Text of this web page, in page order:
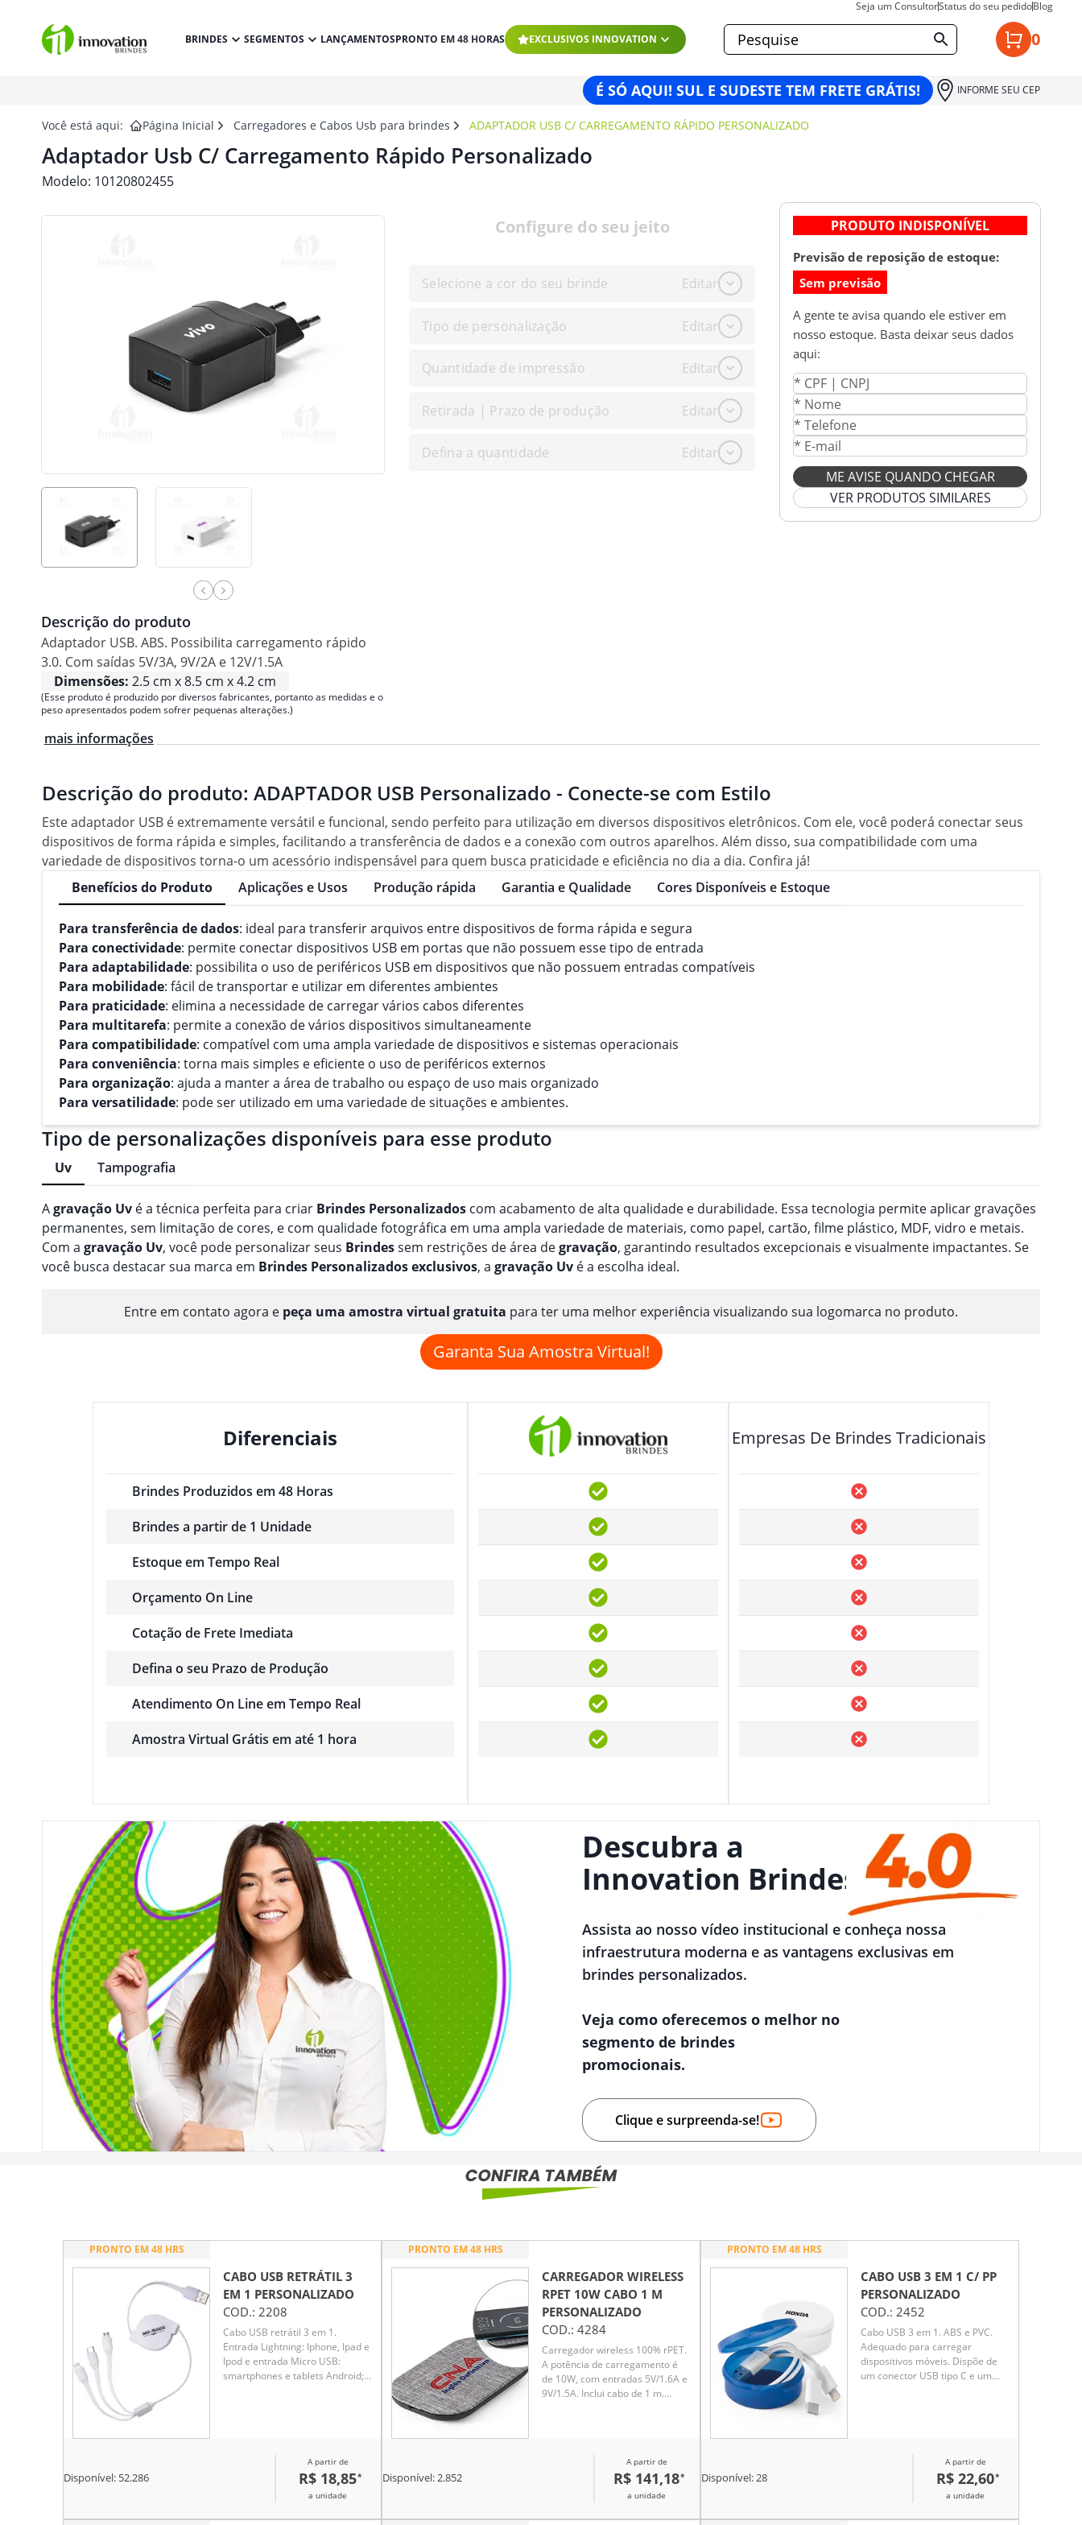
Seja um ConsultorStatus do seu pedidoBlog
BRINDES SEGMENTOS LANÇAMENTOSPRONTO EM 48 HORAS EXCLUSIVOS INNOVATION 0
É SÓ AQUI! SUL E SUDESTE TEM FRETE GRÁTIS! INFORME SEU CEP
Você está aqui: Página Inicial Carregadores e Cabos Usb para brindes ADAPTADOR USB C/ CARREGAMENTO RÁPIDO PERSONALIZADO
Adaptador Usb C/ Carregamento Rápido Personalizado
Modelo: 10120802455
Descrição do produto
Adaptador USB. ABS. Possibilita carregamento rápido
3.0. Com saídas 5V/3A, 9V/2A e 12V/1.5A
Dimensões: 2.5 cm x 8.5 cm x 4.2 cm
(Esse produto é produzido por diversos fabricantes, portanto as medidas e o
peso apresentados podem sofrer pequenas alterações.)
Configure do seu jeito
Selecione a cor do seu brinde Editar
Tipo de personalização Editar
Quantidade de impressão Editar
Retirada | Prazo de produção Editar
Defina a quantidade Editar
PRODUTO INDISPONÍVEL
Previsão de reposição de estoque:
Sem previsão
A gente te avisa quando ele estiver em
nosso estoque. Basta deixar seus dados
aqui:
ME AVISE QUANDO CHEGAR
VER PRODUTOS SIMILARES
mais informações
Descrição do produto: ADAPTADOR USB Personalizado - Conecte-se com Estilo
Este adaptador USB é extremamente versátil e funcional, sendo perfeito para utilização em diversos dispositivos eletrônicos. Com ele, você poderá conectar seus
dispositivos de forma rápida e simples, facilitando a transferência de dados e a conexão com outros aparelhos. Além disso, sua compatibilidade com uma
variedade de dispositivos torna-o um acessório indispensável para quem busca praticidade e eficiência no dia a dia. Confira já!
Benefícios do Produto
Aplicações e Usos Produção rápida Garantia e Qualidade Cores Disponíveis e Estoque
Para transferência de dados: ideal para transferir arquivos entre dispositivos de forma rápida e segura
Para conectividade: permite conectar dispositivos USB em portas que não possuem esse tipo de entrada
Para adaptabilidade: possibilita o uso de periféricos USB em dispositivos que não possuem entradas compatíveis
Para mobilidade: fácil de transportar e utilizar em diferentes ambientes
Para praticidade: elimina a necessidade de carregar vários cabos diferentes
Para multitarefa: permite a conexão de vários dispositivos simultaneamente
Para compatibilidade: compatível com uma ampla variedade de dispositivos e sistemas operacionais
Para conveniência: torna mais simples e eficiente o uso de periféricos externos
Para organização: ajuda a manter a área de trabalho ou espaço de uso mais organizado
Para versatilidade: pode ser utilizado em uma variedade de situações e ambientes.
Tipo de personalizações disponíveis para esse produto
Uv Tampografia
Agravação Uv é a técnica perfeita para criar Brindes Personalizados com acabamento de alta qualidade e durabilidade. Essa tecnologia permite aplicar gravações
permanentes, sem limitação de cores, e com qualidade fotográfica em uma ampla variedade de materiais, como papel, cartão, filme plástico, MDF, vidro e metais.
Com a gravação Uv, você pode personalizar seus Brindessem restrições de área degravação, garantindo resultados excepcionais e visualmente impactantes. Se
você busca destacar sua marca em Brindes Personalizadosexclusivos, a gravação Uv é a escolha ideal.
Entre em contato agora e peça uma amostra virtual gratuita para ter uma melhor experiência visualizando sua logomarca no produto.
Garanta Sua Amostra Virtual!
Diferenciais
Brindes Produzidos em 48 Horas
Brindes a partir de 1 Unidade
Estoque em Tempo Real
Orçamento On Line
Cotação de Frete Imediata
Defina o seu Prazo de Produção
Atendimento On Line em Tempo Real
Amostra Virtual Grátis em até 1 hora
Empresas De Brindes Tradicionais
Descubra a
Innovation Brindes
Assista ao nosso vídeo institucional e conheça nossa
infraestrutura moderna e as vantagens exclusivas em
brindes personalizados.
Veja como oferecemos o melhor no
segmento de brindes
promocionais.
Clique e surpreenda-se!
PRONTO EM 48 HRS
CABO USB RETRÁTIL 3
EM 1 PERSONALIZADO
COD.: 2208
Cabo USB retrátil 3 em 1.
Entrada Lightning: Iphone, Ipad e
Ipod e entrada Micro USB:
smartphones e tablets Android;
cabo devem ser puxados
simultaneamente e ao soltar irão
travar. Cabo 106,5 cm.
Disponível: 52.286
A partir de
R$ 18,85*
a unidade
PRONTO EM 48 HRS
CARREGADOR WIRELESS
RPET 10W CABO 1 M
PERSONALIZADO
COD.: 4284
Carregador wireless 100% rPET.
A potência de carregamento é
de 10W, com entradas 5V/1.6A e
9V/1.5A. Inclui cabo de 1 m.
Disponível:2.852
A partir de
R$ 141,18*
a unidade
PRONTO EM 48 HRS
CABO USB 3 EM 1 C/ PP
PERSONALIZADO
COD.: 2452
Cabo USB 3 em 1. ABS e PVC.
Adequado para carregar
dispositivos móveis. Dispõe de
um conector USB tipo C e um
Disponível:28
A partir de
R$ 22,60*
a unidade